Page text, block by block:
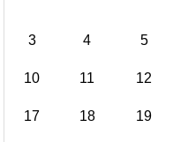
3 4 5
10 11 12
17 18 19